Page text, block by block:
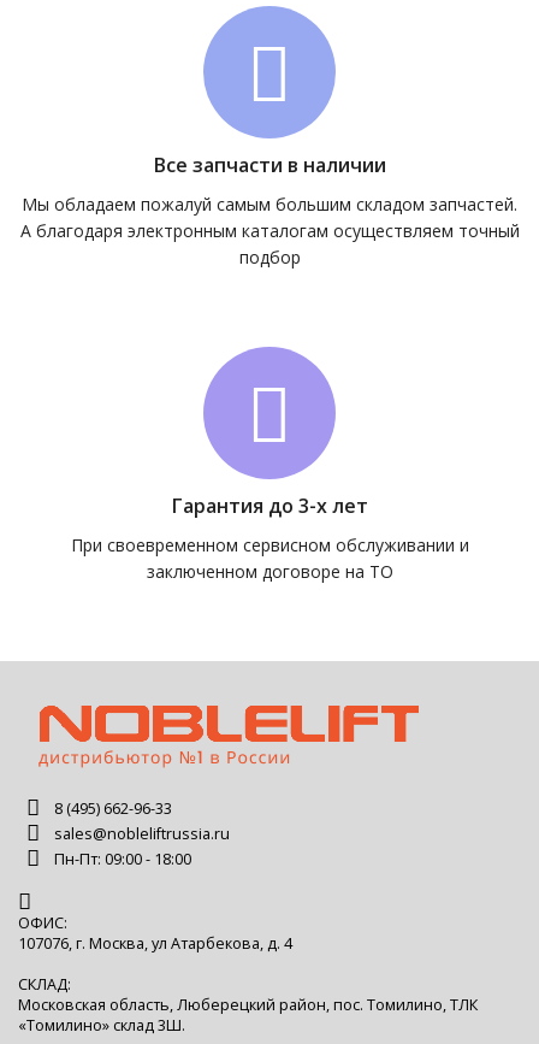
Все запчасти в наличии
Мы обладаем пожалуй самым большим складом запчастей.
А благодаря электронным каталогам осуществляем точный
подбор
Гарантия до 3-х лет
При своевременном сервисном обслуживании и
заключенном договоре на ТО
8 (495) 662-96-33
sales@nobleliftrussia.ru
Пн-Пт: 09:00 - 18:00
ОФИС:
107076, г. Москва, ул Атарбекова, д. 4
СКЛАД:
Московская область, Люберецкий район, пос. Томилино, ТЛК
«Томилино» склад 3Ш.